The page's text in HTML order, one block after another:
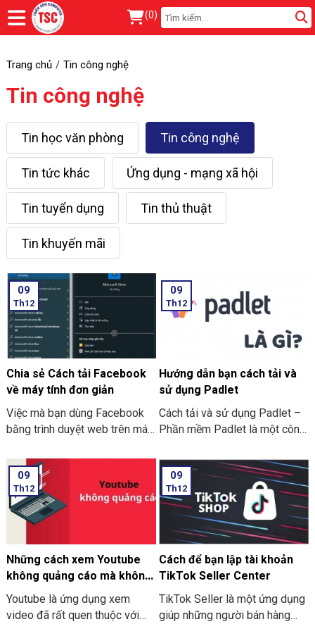
(0)
Trang chủ Tin công nghệ
Tin công nghệ
Tin học văn phòng Tin công nghệ
Tin tức khác Ứng dụng - mạng xã hội
Tin tuyển dụng Tin thủ thuật
Tin khuyến mãi
09
Th12
Chia sẻ Cách tải Facebook
về máy tính đơn giản
Việc mà bạn dùng Facebook
bằng trình duyệt web trên máy
cầu của bạn muốn. Nên bạn
cần độ tiện lợi hơn và chuyển
đổi cao hơn khi bạn thực hiện
trải nghiệm Facebook. Và cách
tốt nhất để tối ưu sự trải
nghiệm của bạn là tải
Facebook về máy tính của
bạn. Sau khi được tải xuống,
bạn sẽ không còn bị giới hạn
các tính năng khi sử dụng máy
tính hay laptop.
09
Th12
Hướng dẫn bạn cách tải và
sử dụng Padlet
Cách tải và sử dụng Padlet –
Phần mềm Padlet là một công
dùng tạo và quản lý các bản
ghi chú. Nó cung cấp cho bạn
một nền tảng linh hoạt để tổ
chức và chia sẻ các thông tin
một cách trực quan. Tại đây,
người sử dụng có thể thêm,
chỉnh sửa hoặc sắp xếp hoặc
quản lý ghi chú. Bằng những
dạng văn bản, hình ảnh, video,
liên kết hay là những nội dung
khác.
09
Th12
Những cách xem Youtube
không quảng cáo mà không
phải ai cũng biết
Youtube là ứng dụng xem
video đã rất quen thuộc với
09
Th12
Cách để bạn lập tài khoản
TikTok Seller Center
TikTok Seller là một ứng dụng
giúp những người bán hàng